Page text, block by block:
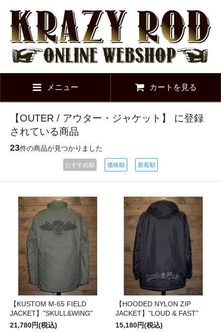
メニュー カートを見る
【OUTER / アウター・ジャケット】 に登録
されている商品
23件の商品が見つかりました
おすすめ順 価格順 新着順
【KUSTOM M-65 FIELD
JACKET】"SKULL&WING"
21,780円(税込)
【HOODED NYLON ZIP
JACKET】"LOUD & FAST"
15,180円(税込)